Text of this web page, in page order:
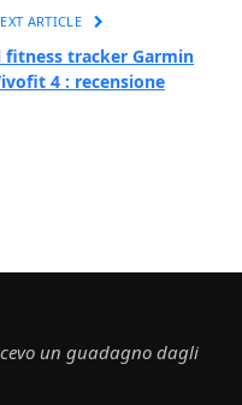
ARTICLE
fitness tracker Garmin
4 : recensione
un guadagno dagli